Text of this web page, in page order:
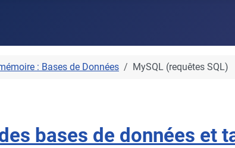
: Bases de Données MySQL (requêtes SQL)
bases de données et